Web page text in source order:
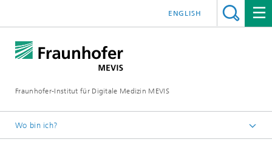
Fraunhofer-Institut für Digitale Medizin MEVIS
ENGLISH
Wo bin ich?